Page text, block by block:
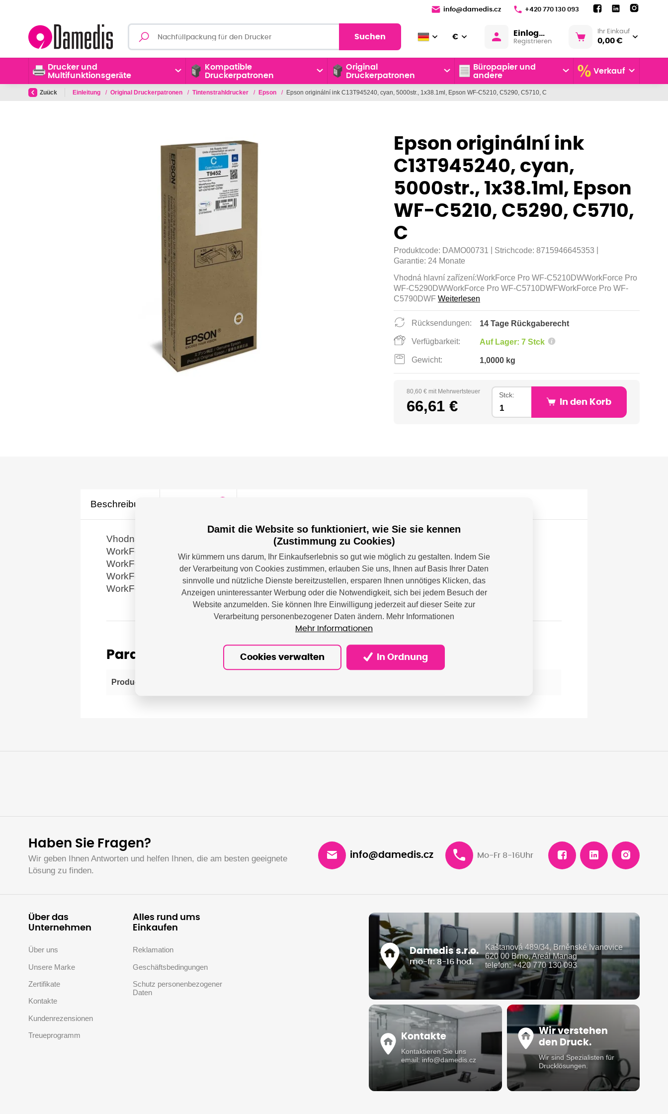
info@damedis.cz +420 770 130 093
Suchen € Einloggen
Registrieren
Ihr Einkauf
0,00 €
Drucker und
Multifunktionsgeräte
Kompatible
Druckerpatronen
Original
Druckerpatronen
Büropapier und
andere
Verkauf
Zuück Einleitung / Original Druckerpatronen / Tintenstrahldrucker / Epson / Epson originální ink C13T945240, cyan, 5000str., 1x38.1ml, Epson WF-C5210, C5290, C5710, C
Epson originální ink
C13T945240, cyan,
5000str., 1x38.1ml, Epson
WF-C5210, C5290, C5710,
C
Produktcode: DAMO00731 Strichcode: 8715946645353
Garantie: 24 Monate
Vhodná hlavní zařízení:WorkForce Pro WF-C5210DWWorkForce Pro
WF-C5290DWWorkForce Pro WF-C5710DWFWorkForce Pro WF-
C5790DWF Weiterlesen
Rücksendungen: 14 Tage Rückgaberecht
Verfügbarkeit: Auf Lager: 7 Stck
Gewicht: 1,0000 kg
80,60 € mit Mehrwertsteuer
66,61 €
Stck:
In den Korb
Beschreibung
Vhodná hlavní zařízení:
WorkForce Pro WF-C5210DW
WorkForce Pro WF-C5290DW
WorkForce Pro WF-C5710DWF
WorkForce Pro WF-C5790DWF
Parameter
Producer
Haben Sie Fragen?
Wir geben Ihnen Antworten und helfen Ihnen, die am besten geeignete
Lösung zu finden.
info@damedis.cz Mo-Fr 8-16Uhr
Über das
Unternehmen
Über uns
Unsere Marke
Zertifikate
Kontakte
Kundenrezensionen
Treueprogramm
Alles rund ums
Einkaufen
Reklamation
Geschäftsbedingungen
Schutz personenbezogener
Daten
Damedis s.r.o.
mo-fr: 8-16 hod.
Kaštanová 489/34, Brněnské Ivanovice
620 00 Brno, Areál Manag
telefon: +420 770 130 093
Kontakte
Kontaktieren Sie uns
email: info@damedis.cz
Wir verstehen
den Druck.
Wir sind Spezialisten für
Drucklösungen.
Damit die Website so funktioniert, wie Sie sie kennen
(Zustimmung zu Cookies)
Wir kümmern uns darum, Ihr Einkaufserlebnis so gut wie möglich zu gestalten. Indem Sie
der Verarbeitung von Cookies zustimmen, erlauben Sie uns, Ihnen auf Basis Ihrer Daten
sinnvolle und nützliche Dienste bereitzustellen, ersparen Ihnen unnötiges Klicken, das
Anzeigen uninteressanter Werbung oder die Notwendigkeit, sich bei jedem Besuch der
Website anzumelden. Sie können Ihre Einwilligung jederzeit auf dieser Seite zur
Verarbeitung personenbezogener Daten ändern. Mehr Informationen
Mehr Informationen
Cookies verwalten In Ordnung